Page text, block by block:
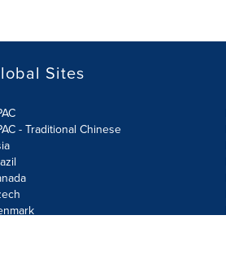
Sites
- Traditional Chinese